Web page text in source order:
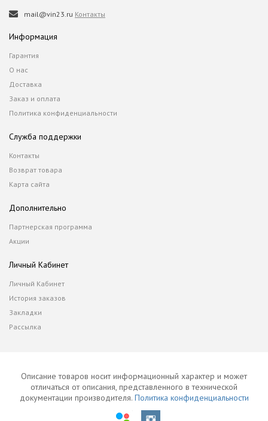
mail@vin23.ru Контакты
Информация
Гарантия
О нас
Доставка
Заказ и оплата
Политика конфиденциальности
Служба поддержки
Контакты
Возврат товара
Карта сайта
Дополнительно
Партнерская программа
Акции
Личный Кабинет
Личный Кабинет
История заказов
Закладки
Рассылка
Описание товаров носит информационный характер и может
отличаться от описания, представленного в технической
документации производителя. Политика конфиденциальности